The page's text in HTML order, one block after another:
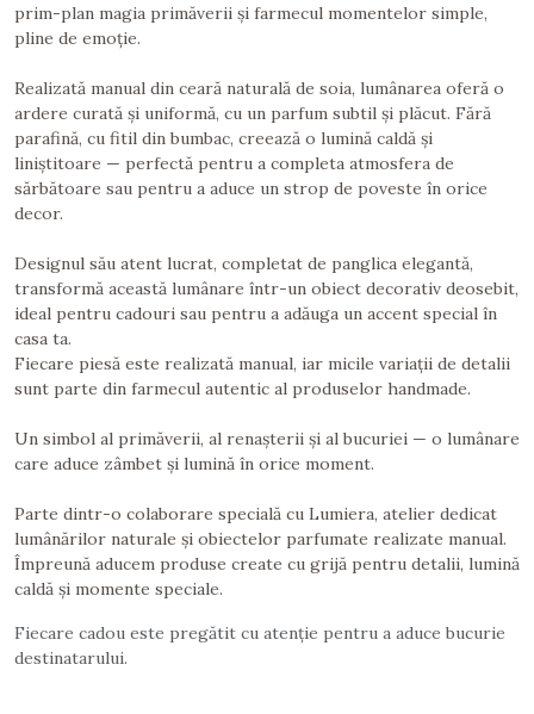
prim-plan magia primăverii și farmecul momentelor simple,
pline de emoție.
Realizată manual din ceară naturală de soia, lumânarea oferă o
ardere curată și uniformă, cu un parfum subtil și plăcut. Fără
parafină, cu fitil din bumbac, creează o lumină caldă și
liniștitoare — perfectă pentru a completa atmosfera de
sărbătoare sau pentru a aduce un strop de poveste în orice
decor.
Designul său atent lucrat, completat de panglica elegantă,
transformă această lumânare într-un obiect decorativ deosebit,
ideal pentru cadouri sau pentru a adăuga un accent special în
casa ta.
Fiecare piesă este realizată manual, iar micile variații de detalii
sunt parte din farmecul autentic al produselor handmade.
Un simbol al primăverii, al renașterii și al bucuriei — o lumânare
care aduce zâmbet și lumină în orice moment.
Parte dintr-o colaborare specială cu Lumiera, atelier dedicat
lumânărilor naturale și obiectelor parfumate realizate manual.
Împreună aducem produse create cu grijă pentru detalii, lumină
caldă și momente speciale.
Fiecare cadou este pregătit cu atenție pentru a aduce bucurie
destinatarului.